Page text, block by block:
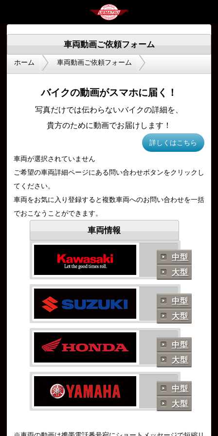
車両動画ご依頼フォーム
ホーム 車両動画ご依頼フォーム
バイクの動画がスマホに届く！
写真だけでは伝わらないバイクの詳細を、
貴方のために動画でお届けします！
詳しくはこちら
車両が選択されていません
ご希望の車両詳細ページにある問い合わせボタンをクリックし
てください。
車両をお気に入り登録すると複数車両へのお問い合わせを一括
でおこなうことができます。
車両情報
中型
大型
中型
大型
中型
大型
中型
大型